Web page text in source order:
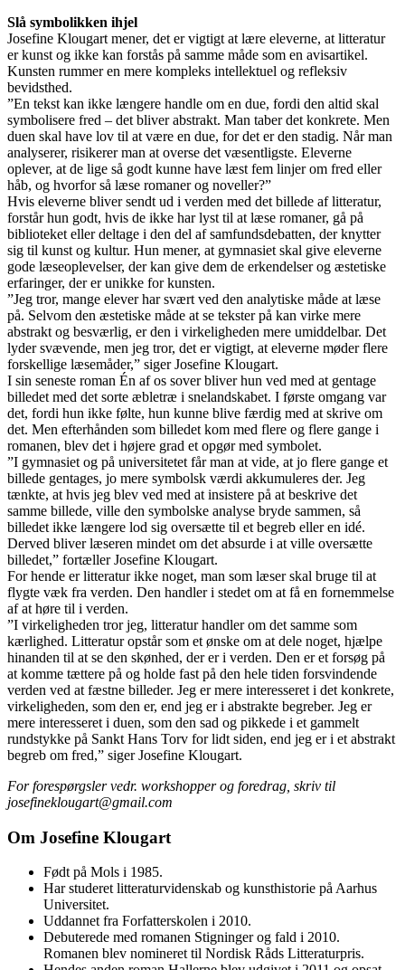
Slå symbolikken ihjel
Josefine Klougart mener, det er vigtigt at lære eleverne, at litteratur
er kunst og ikke kan forstås på samme måde som en avisartikel.
Kunsten rummer en mere kompleks intellektuel og refleksiv
bevidsthed.
”En tekst kan ikke længere handle om en due, fordi den altid skal
symbolisere fred – det bliver abstrakt. Man taber det konkrete. Men
duen skal have lov til at være en due, for det er den stadig. Når man
analyserer, risikerer man at overse det væsentligste. Eleverne
oplever, at de lige så godt kunne have læst fem linjer om fred eller
håb, og hvorfor så læse romaner og noveller?”
Hvis eleverne bliver sendt ud i verden med det billede af litteratur,
forstår hun godt, hvis de ikke har lyst til at læse romaner, gå på
biblioteket eller deltage i den del af samfundsdebatten, der knytter
sig til kunst og kultur. Hun mener, at gymnasiet skal give eleverne
gode læseoplevelser, der kan give dem de erkendelser og æstetiske
erfaringer, der er unikke for kunsten.
”Jeg tror, mange elever har svært ved den analytiske måde at læse
på. Selvom den æstetiske måde at se tekster på kan virke mere
abstrakt og besværlig, er den i virkeligheden mere umiddelbar. Det
lyder svævende, men jeg tror, det er vigtigt, at eleverne møder flere
forskellige læsemåder,” siger Josefine Klougart.
I sin seneste roman Én af os sover bliver hun ved med at gentage
billedet med det sorte æbletræ i snelandskabet. I første omgang var
det, fordi hun ikke følte, hun kunne blive færdig med at skrive om
det. Men efterhånden som billedet kom med flere og flere gange i
romanen, blev det i højere grad et opgør med symbolet.
”I gymnasiet og på universitetet får man at vide, at jo flere gange et
billede gentages, jo mere symbolsk værdi akkumuleres der. Jeg
tænkte, at hvis jeg blev ved med at insistere på at beskrive det
samme billede, ville den symbolske analyse bryde sammen, så
billedet ikke længere lod sig oversætte til et begreb eller en idé.
Derved bliver læseren mindet om det absurde i at ville oversætte
billedet,” fortæller Josefine Klougart.
For hende er litteratur ikke noget, man som læser skal bruge til at
flygte væk fra verden. Den handler i stedet om at få en fornemmelse
af at høre til i verden.
”I virkeligheden tror jeg, litteratur handler om det samme som
kærlighed. Litteratur opstår som et ønske om at dele noget, hjælpe
hinanden til at se den skønhed, der er i verden. Den er et forsøg på
at komme tættere på og holde fast på den hele tiden forsvindende
verden ved at fæstne billeder. Jeg er mere interesseret i det konkrete,
virkeligheden, som den er, end jeg er i abstrakte begreber. Jeg er
mere interesseret i duen, som den sad og pikkede i et gammelt
rundstykke på Sankt Hans Torv for lidt siden, end jeg er i et abstrakt
begreb om fred,” siger Josefine Klougart.
For forespørgsler vedr. workshopper og foredrag, skriv til
josefineklougart@gmail.com
Om Josefine Klougart
Født på Mols i 1985.
Har studeret litteraturvidenskab og kunsthistorie på Aarhus
Universitet.
Uddannet fra Forfatterskolen i 2010.
Debuterede med romanen Stigninger og fald i 2010.
Romanen blev nomineret til Nordisk Råds Litteraturpris.